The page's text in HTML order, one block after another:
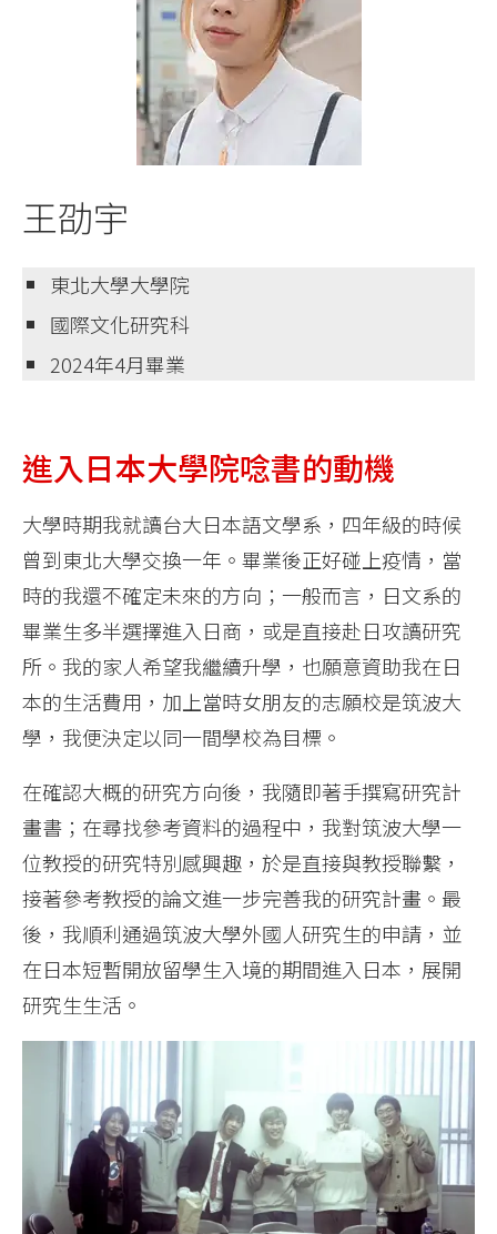
王劭宇
東北大學大學院
國際文化研究科
2024年4月畢業
進入日本大學院唸書的動機
大學時期我就讀台大日本語文學系，四年級的時候
曾到東北大學交換一年。畢業後正好碰上疫情，當
時的我還不確定未來的方向；一般而言，日文系的
畢業生多半選擇進入日商，或是直接赴日攻讀研究
所。我的家人希望我繼續升學，也願意資助我在日
本的生活費用，加上當時女朋友的志願校是筑波大
學，我便決定以同一間學校為目標。
在確認大概的研究方向後，我隨即著手撰寫研究計
畫書；在尋找參考資料的過程中，我對筑波大學一
位教授的研究特別感興趣，於是直接與教授聯繫，
接著參考教授的論文進一步完善我的研究計畫。最
後，我順利通過筑波大學外國人研究生的申請，並
在日本短暫開放留學生入境的期間進入日本，展開
研究生生活。